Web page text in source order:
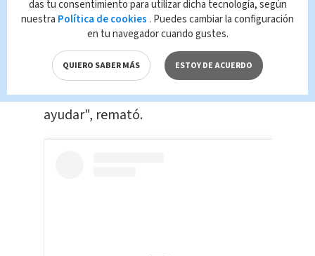
había retirado de la telenovela por mi
culpa, por lo que pasó en los medios,
yo no tengo absolutamente nada que
ver en los medios que manejan
ustedes, yo la quise apoyar, no se dejó
ayudar", remató.
das tu consentimiento para utilizar dicha tecnología, según
nuestra Política de cookies . Puedes cambiar la configuración
en tu navegador cuando gustes.
QUIERO SABER MÁS ESTOY DE ACUERDO